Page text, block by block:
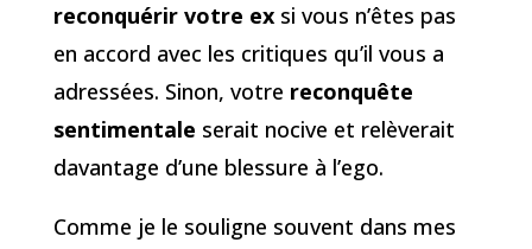
reconquérir votre exsi vous n’êtes pas
en accord avec les critiques qu’il vous a
adressées. Sinon, votre reconquête
sentimentale serait nocive et relèverait
davantage d’une blessure à l’ego.
Comme je le souligne souvent dans mes